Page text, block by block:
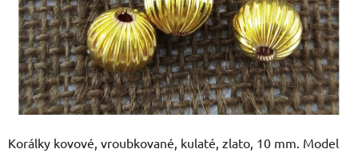
Korálky kovové, vroubkované, kulaté, zlato, 10 mm. Model